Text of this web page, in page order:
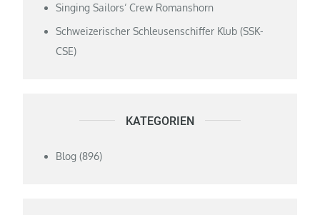
Singing Sailors‘ Crew Romanshorn
Schweizerischer Schleusenschiffer Klub (SSK-
CSE)
KATEGORIEN
Blog (896)